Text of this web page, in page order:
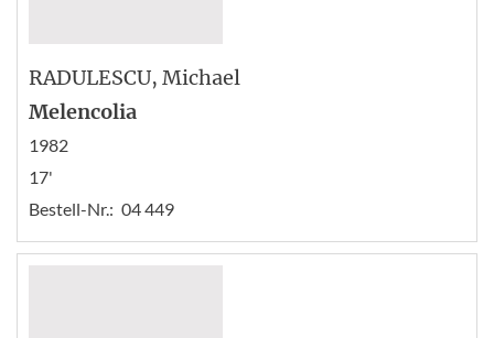
RADULESCU, Michael
Melencolia
1982
17'
Bestell-Nr.: 04 449